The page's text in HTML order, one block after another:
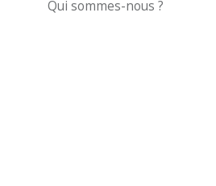
Qui sommes-nous ?